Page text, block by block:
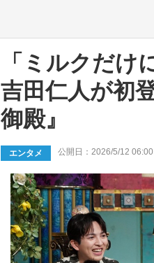
「ミルクだけ
吉田仁人が初
御殿』
エンタメ 公開日：2026/5/12 06:00